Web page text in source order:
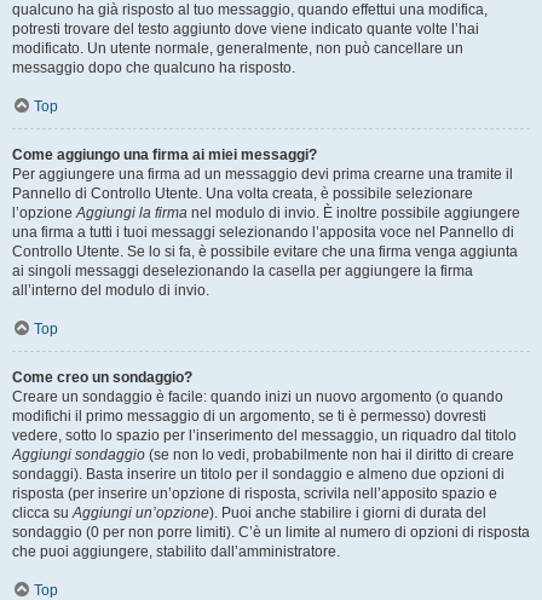
qualcuno ha già risposto al tuo messaggio, quando effettui una modifica,
potresti trovare del testo aggiunto dove viene indicato quante volte l’hai
modificato. Un utente normale, generalmente, non può cancellare un
messaggio dopo che qualcuno ha risposto.
Top
Come aggiungo una firma ai miei messaggi?
Per aggiungere una firma ad un messaggio devi prima crearne una tramite il
Pannello di Controllo Utente. Una volta creata, è possibile selezionare
l’opzioneAggiungi la firma nel modulo di invio. È inoltre possibile aggiungere
una firma a tutti i tuoi messaggi selezionando l’apposita voce nel Pannello di
Controllo Utente. Se lo si fa, è possibile evitare che una firma venga aggiunta
ai singoli messaggi deselezionando la casella per aggiungere la firma
all’interno del modulo di invio.
Top
Come creo un sondaggio?
Creare un sondaggio è facile: quando inizi un nuovo argomento (o quando
modifichi il primo messaggio di un argomento, se ti è permesso) dovresti
vedere, sotto lo spazio per l’inserimento del messaggio, un riquadro dal titolo
Aggiungi sondaggio (se non lo vedi, probabilmente non hai il diritto di creare
sondaggi). Basta inserire un titolo per il sondaggio e almeno due opzioni di
risposta (per inserire un’opzione di risposta, scrivila nell’apposito spazio e
clicca suAggiungi un’opzione). Puoi anche stabilire i giorni di durata del
sondaggio (0 per non porre limiti). C’è un limite al numero di opzioni di risposta
che puoi aggiungere, stabilito dall’amministratore.
Top